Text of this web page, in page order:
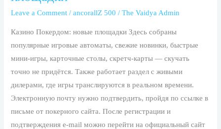
Leave a Comment /ancorallZ 500 /The Vaidya Admin
Казино Покердом: новые площадки Здесь собраны
популярные игровые автоматы, свежие новинки, быстрые
мини-игры, карточные столы, скретч-карты — скучать
точно не придётся. Также работает раздел с живыми
дилерами, где игры транслируются в реальном времени.
Электронную почту нужно подтвердить, пройдя по ссылке в
письме от покерного сайта. После регистрации и
подтверждения e-mail можно перейти на официальный сайт
новые
площадки